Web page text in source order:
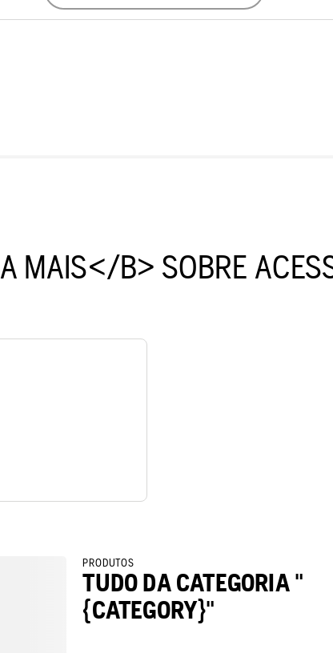
MAIS</B> SOBRE
PRODUTOS
TUDO DA CATEGORIA "
{CATEGORY}"